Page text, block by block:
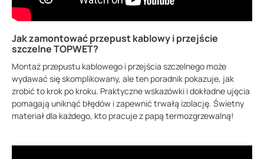
Jak zamontować przepust kablowy i przejście
szczelne TOPWET?
Montaż przepustu kablowego i przejścia szczelnego może
wydawać się skomplikowany, ale ten poradnik pokazuje, jak
zrobić to krok po kroku. Praktyczne wskazówki i dokładne ujęcia
pomagają uniknąć błędów i zapewnić trwałą izolację. Świetny
materiał dla każdego, kto pracuje z papą termozgrzewalną!